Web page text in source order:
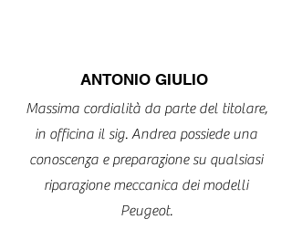
ANTONIO GIULIO
Massima cordialità da parte del titolare,
in officina il sig. Andrea possiede una
conoscenza e preparazione su qualsiasi
riparazione meccanica dei modelli
Peugeot.